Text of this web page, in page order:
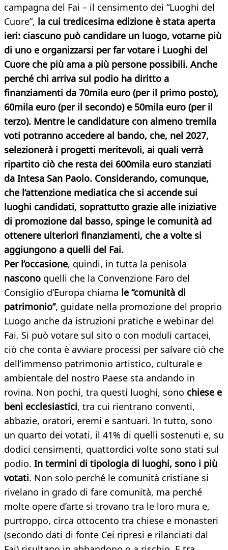
campagna del Fai – il censimento dei “Luoghi del
Cuore”, la cui tredicesima edizione è stata aperta
ieri: ciascuno può candidare un luogo, votarne più
di uno e organizzarsi per far votare i Luoghi del
Cuore che più ama a più persone possibili. Anche
perché chi arriva sul podio ha diritto a
finanziamenti da 70mila euro (per il primo posto),
60mila euro (per il secondo) e 50mila euro (per il
terzo). Mentre le candidature con almeno tremila
voti potranno accedere al bando, che, nel 2027,
selezionerà i progetti meritevoli, ai quali verrà
ripartito ciò che resta dei 600mila euro stanziati
da Intesa San Paolo. Considerando, comunque,
che l’attenzione mediatica che si accende sui
luoghi candidati, soprattutto grazie alle iniziative
di promozione dal basso, spinge le comunità ad
ottenere ulteriori finanziamenti, che a volte si
aggiungono a quelli del Fai.
Per l’occasione, quindi, in tutta la penisola
nascono quelli che la Convenzione Faro del
Consiglio d’Europa chiama le “comunità di
patrimonio”, guidate nella promozione del proprio
Luogo anche da istruzioni pratiche e webinar del
Fai. Si può votare sul sito o con moduli cartacei,
ciò che conta è avviare processi per salvare ciò che
dell’immenso patrimonio artistico, culturale e
ambientale del nostro Paese sta andando in
rovina. Non pochi, tra questi luoghi, sono chiese e
beni ecclesiastici, tra cui rientrano conventi,
abbazie, oratori, eremi e santuari. In tutto, sono
un quarto dei votati, il 41% di quelli sostenuti e, su
dodici censimenti, quattordici volte sono stati sul
podio. In termini di tipologia di luoghi, sono i più
votati. Non solo perché le comunità cristiane si
rivelano in grado di fare comunità, ma perché
molte opere d’arte si trovano tra le loro mura e,
purtroppo, circa ottocento tra chiese e monasteri
(secondo dati di fonte Cei ripresi e rilanciati dal